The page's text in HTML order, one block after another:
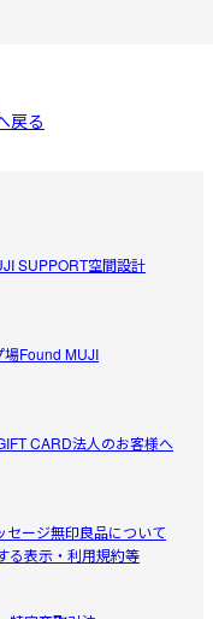
戻る
SUPPORT空間設計
場Found MUJI
CARD法人のお客様へ
セージ無印良品について
る表示・利用規約等